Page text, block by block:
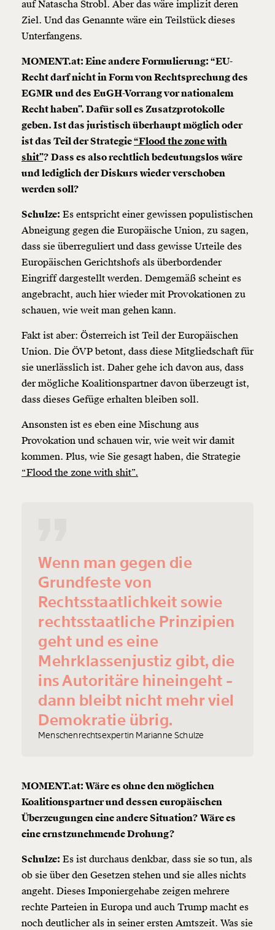
auf Natascha Strobl. Aber das wäre implizit deren
Ziel. Und das Genannte wäre ein Teilstück dieses
Unterfangens.
MOMENT.at: Eine andere Formulierung: “EU-
Recht darf nicht in Form von Rechtsprechung des
EGMR und des EuGH-Vorrang vor nationalem
Recht haben”. Dafür soll es Zusatzprotokolle
geben. Ist das juristisch überhaupt möglich oder
ist das Teil der Strategie“Flood the zone with
shit”? Dass es also rechtlich bedeutungslos wäre
und lediglich der Diskurs wieder verschoben
werden soll?
Schulze: Es entspricht einer gewissen populistischen
Abneigung gegen die Europäische Union, zu sagen,
dass sie überreguliert und dass gewisse Urteile des
Europäischen Gerichtshofs als überbordender
Eingriff dargestellt werden. Demgemäß scheint es
angebracht, auch hier wieder mit Provokationen zu
schauen, wie weit man gehen kann.
Fakt ist aber: Österreich ist Teil der Europäischen
Union. Die ÖVP betont, dass diese Mitgliedschaft für
sie unerlässlich ist. Daher gehe ich davon aus, dass
der mögliche Koalitionspartner davon überzeugt ist,
dass dieses Gefüge erhalten bleiben soll.
Ansonsten ist es eben eine Mischung aus
Provokation und schauen wir, wie weit wir damit
kommen. Plus, wie Sie gesagt haben, die Strategie
“Flood the zone with shit”.
Wenn man gegen die
Grundfeste von
Rechtsstaatlichkeit sowie
rechtsstaatliche Prinzipien
geht und es eine
Mehrklassenjustiz gibt, die
ins Autoritäre hineingeht -
dann bleibt nicht mehr viel
Demokratie übrig.
Menschenrechtsexpertin Marianne Schulze
MOMENT.at: Wäre es ohne den möglichen
Koalitionspartner und dessen europäischen
Überzeugungen eine andere Situation? Wäre es
eine ernstzunehmende Drohung?
Schulze: Es ist durchaus denkbar, dass sie so tun, als
ob sie über den Gesetzen stehen und sie alles nichts
angeht. Dieses Imponiergehabe zeigen mehrere
rechte Parteien in Europa und auch Trump macht es
noch deutlicher als in seiner ersten Amtszeit. Was sie